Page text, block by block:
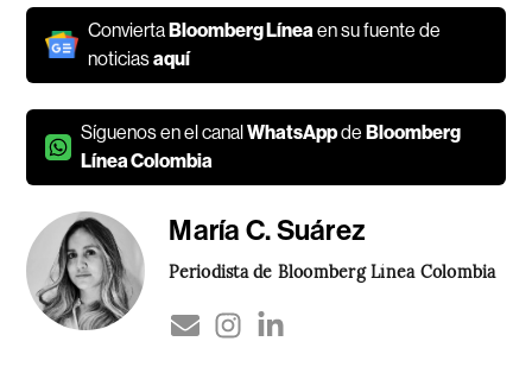
ConviertaBloomberg Línea en su fuente de
noticiasaquí
Síguenos en el canalWhatsAppdeBloomberg
Línea Colombia
María C. Suárez
Periodista de Bloomberg Línea Colombia